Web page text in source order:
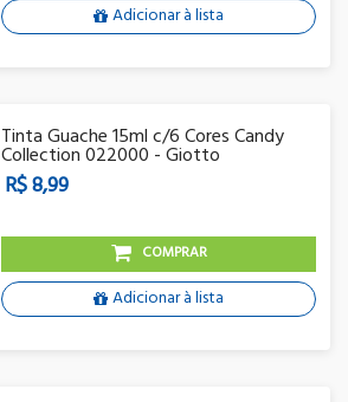
Adicionar à lista
Tinta Guache 15ml c/6 Cores Candy
Collection 022000 - Giotto
R$ 8,99
COMPRAR
Adicionar à lista